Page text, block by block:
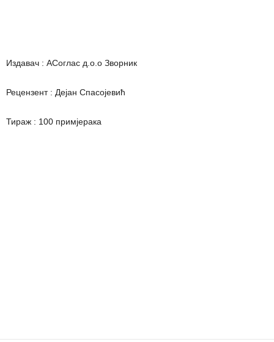
Издавач : АСоглас д.о.о Зворник
Рецензент : Дејан Спасојевић
Тираж : 100 примјерака